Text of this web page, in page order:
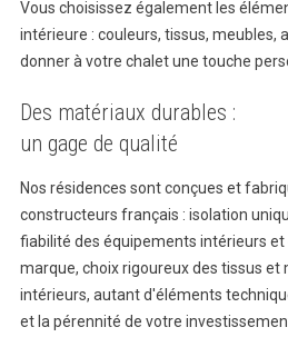
Vous choisissez également les
intérieure : couleurs, tissus, meubles,
donner à votre chalet une touche
Des matériaux durables :
un gage de qualité
Nos résidences sont conçues et
constructeurs français : isolation
fiabilité des équipements intérieurs
marque, choix rigoureux des tissus et
intérieurs, autant d'éléments
et la pérennité de votre